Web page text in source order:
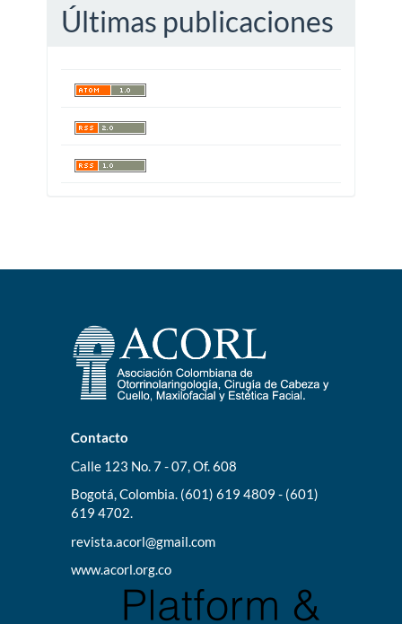
Últimas publicaciones
Contacto
Calle 123 No. 7 - 07, Of. 608
Bogotá, Colombia. (601) 619 4809 - (601)
619 4702.
revista.acorl@gmail.com
www.acorl.org.co